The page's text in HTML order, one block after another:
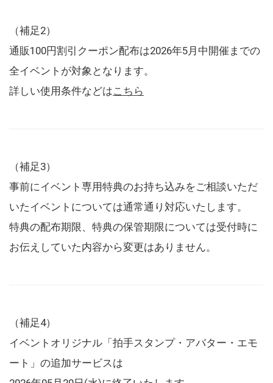
（補足2）
通販100円割引クーポン配布は2026年5月中開催までの
全イベントが対象となります。
詳しい使用条件などはこちら
（補足3）
事前にイベント専用特典のお持ち込みをご相談いただ
いたイベントについては通常通り対応いたします。
特典の配布期限、特典の保管期限については受付時に
お伝えしていた内容から変更はありません。
（補足4）
イベントオリジナル「拍手スタンプ・アバター・エモ
ート」の追加サービスは